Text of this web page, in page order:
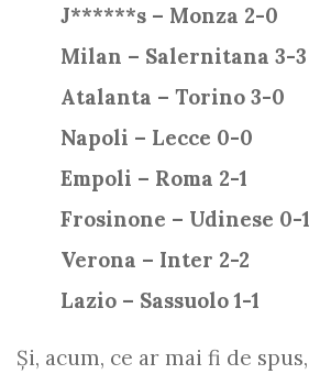
J******s – Monza 2-0
Milan – Salernitana 3-3
Atalanta – Torino 3-0
Napoli – Lecce 0-0
Empoli – Roma 2-1
Frosinone – Udinese 0-1
Verona – Inter 2-2
Lazio – Sassuolo 1-1
Și, acum, ce ar mai fi de